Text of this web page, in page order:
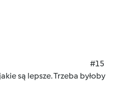
#15
są lepsze. Trzeba byłoby